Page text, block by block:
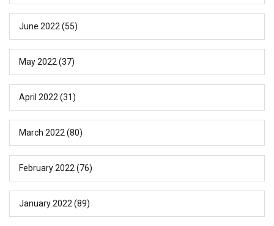
June 2022(55)
May 2022(37)
April 2022(31)
March 2022(80)
February 2022(76)
January 2022(89)